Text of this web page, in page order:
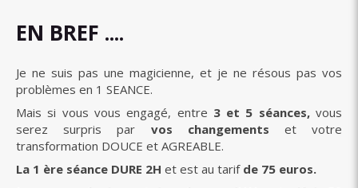
EN BREF ....
Je ne suis pas une magicienne, et je ne résous pas vos
problèmes en 1 SEANCE.
Mais si vous vous engagé, entre 3 et 5 séances,vous
serez surpris par vos changements et votre
transformation DOUCE et AGREABLE.
La 1 ère séance DURE 2H et est au tarifde 75 euros.